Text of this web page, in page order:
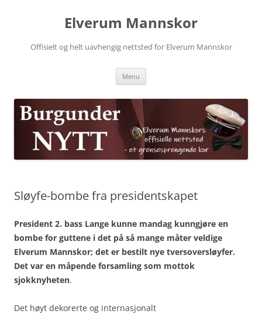
Elverum Mannskor
Offisielt og helt uavhengig nettsted for Elverum Mannskor
Menu
Sløyfe-bombe fra presidentskapet
President 2. bass Lange kunne mandag kunngjøre en
bombe for guttene i det på så mange måter veldige
Elverum Mannskor; det er bestilt nye tversoversløyfer.
Det var en måpende forsamling som mottok
sjokknyheten.
Det høyt dekorerte og internasjonalt